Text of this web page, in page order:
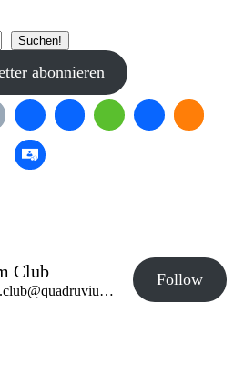
Suchen!
abonnieren
Club
@quadruvium.club@quadruvium.club
Follow